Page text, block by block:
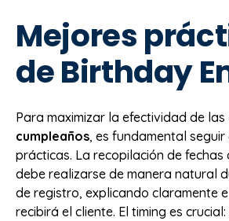
Mejores
de Birthday
Para maximizar la efectividad de las
cumpleaños, es fundamental
prácticas. La recopilación de fechas
debe realizarse de manera natural
de registro, explicando claramente
recibirá el cliente. El timing es